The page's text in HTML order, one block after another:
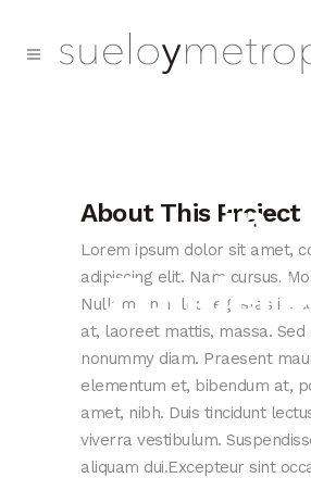
in
Typi non habent
About This Project
Lorem ipsum dolor sit amet,
adipiscing elit. Nam cursus.
Nullam enim leo, egestas id,
at, laoreet mattis, massa. Sed
nonummy diam. Praesent
elementum et, bibendum at,
amet, nibh. Duis tincidunt
viverra vestibulum.
aliquam dui.Excepteur sint